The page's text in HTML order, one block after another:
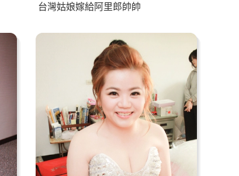
台灣姑娘嫁給阿里郎帥帥